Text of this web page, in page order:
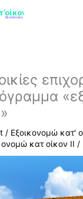
/ Εξοικονομώ κατ'
κατ οίκον ΙΙ /